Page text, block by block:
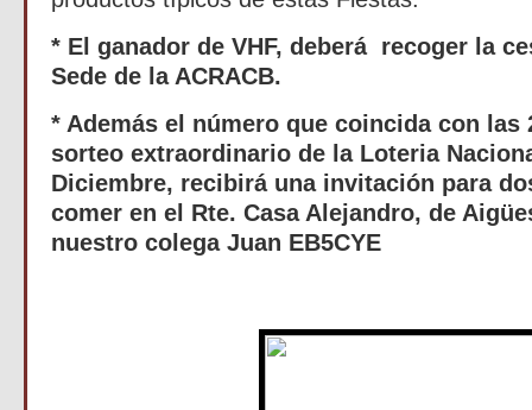
* El ganador de VHF, deberá recoger la
Sede de la ACRACB.
* Además el número que coincida con
sorteo extraordinario de la Loteria
Diciembre, recibirá una invitación para
comer en el Rte. Casa Alejandro, de
nuestro colega Juan EB5CYE